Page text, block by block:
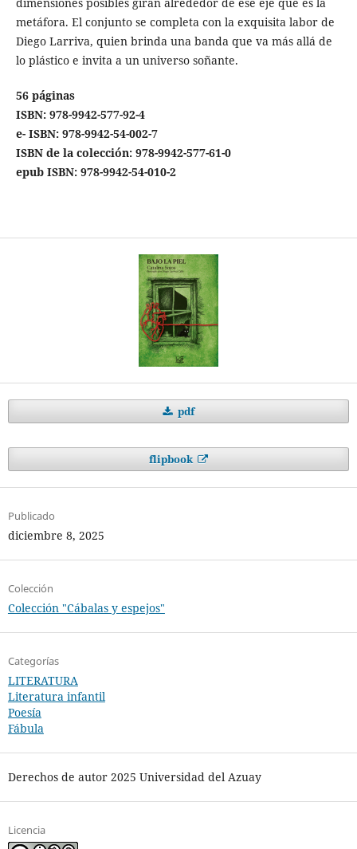
metáfora. El conjunto se completa con la exquisita labor de
Diego Larriva, quien brinda una banda que va más allá de
lo plástico e invita a un universo soñante.
56 páginas
ISBN: 978-9942-577-92-4
e- ISBN: 978-9942-54-002-7
ISBN de la colección: 978-9942-577-61-0
epub ISBN: 978-9942-54-010-2
pdf
flipbook
Publicado
diciembre 8, 2025
Colección
Colección "Cábalas y espejos"
Categorías
LITERATURA
Literatura infantil
Poesía
Fábula
Derechos de autor 2025 Universidad del Azuay
Licencia